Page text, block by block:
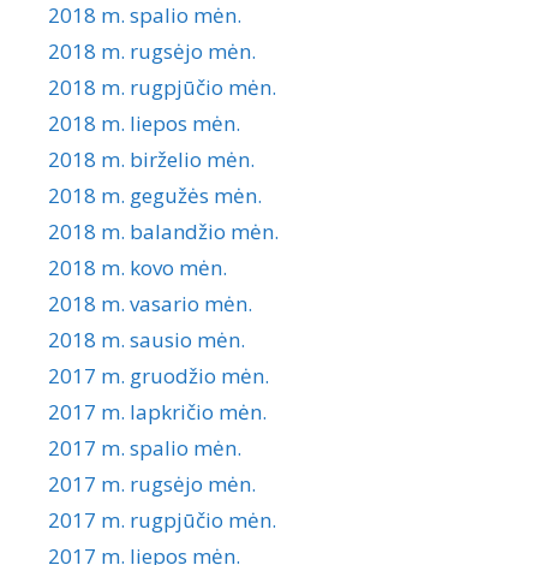
2018 m. spalio mėn.
2018 m. rugsėjo mėn.
2018 m. rugpjūčio mėn.
2018 m. liepos mėn.
2018 m. birželio mėn.
2018 m. gegužės mėn.
2018 m. balandžio mėn.
2018 m. kovo mėn.
2018 m. vasario mėn.
2018 m. sausio mėn.
2017 m. gruodžio mėn.
2017 m. lapkričio mėn.
2017 m. spalio mėn.
2017 m. rugsėjo mėn.
2017 m. rugpjūčio mėn.
2017 m. liepos mėn.